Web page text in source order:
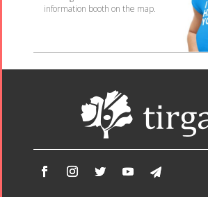
information booth on the map.